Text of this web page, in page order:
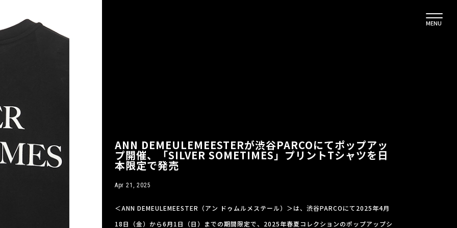
MENU
ANN DEMEULEMEESTERが渋谷PARCOにてポップアッ
プ開催、「SILVER SOMETIMES」プリントTシャツを日
本限定で発売
Apr 21, 2025
＜ANN DEMEULEMEESTER（アン ドゥムルメステール）＞は、渋谷PARCOにて2025年4月
18日（金）から6月1日（日）までの期間限定で、2025年春夏コレクションのポップアップシ